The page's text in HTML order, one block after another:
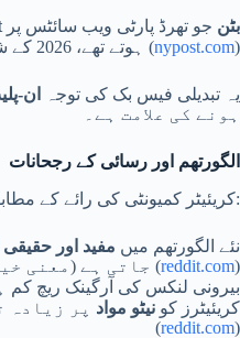
Like اور Comment بٹن جو تھرڈ پارٹی ویب سائٹس پر
ہوتے تھے، 2026 کے شروع تک ہٹا دیے جائیں گے۔ (nypost.com)
یہ تبدیلی فیس بک کی توجہ
ہونے کی علامت ہے۔
الگورتھم اور رسائی کے رجحانات
کریئیٹر کمیونٹی کی رائے کے مطابق:
نئے الگورتھم میں مفید اور
جاتی ہے (معنی خیز کمنٹس، شیئرز، سیو)۔ (reddit.com)
بیرونی لنکس کی آرگینک ریچ
کریئیٹرز کو نیٹو مواد پر زیادہ
(reddit.com)